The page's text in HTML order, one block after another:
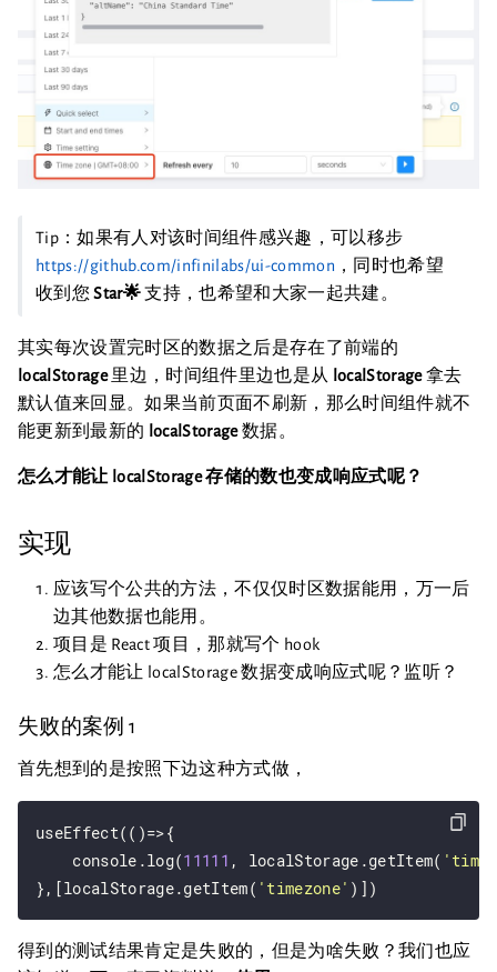
Tip：如果有人对该时间组件感兴趣，可以移步
https://github.com/infinilabs/ui-common ，同时也希望
收到您Star🌟支持，也希望和大家一起共建。
其实每次设置完时区的数据之后是存在了前端的
localStorage里边，时间组件里边也是从 localStorage拿去
默认值来回显。如果当前页面不刷新，那么时间组件就不
能更新到最新的 localStorage数据。
怎么才能让 localStorage 存储的数也变成响应式呢？
实现
应该写个公共的方法，不仅仅时区数据能用，万一后
边其他数据也能用。
项目是 React 项目，那就写个 hook
怎么才能让 localStorage 数据变成响应式呢？监听？
失败的案例 1
首先想到的是按照下边这种方式做，
useEffect(()=>{
    console.log(
11111 , localStorage.getItem(
},[localStorage.getItem( 'timezone'
得到的测试结果肯定是失败的，但是为啥失败？我们也应